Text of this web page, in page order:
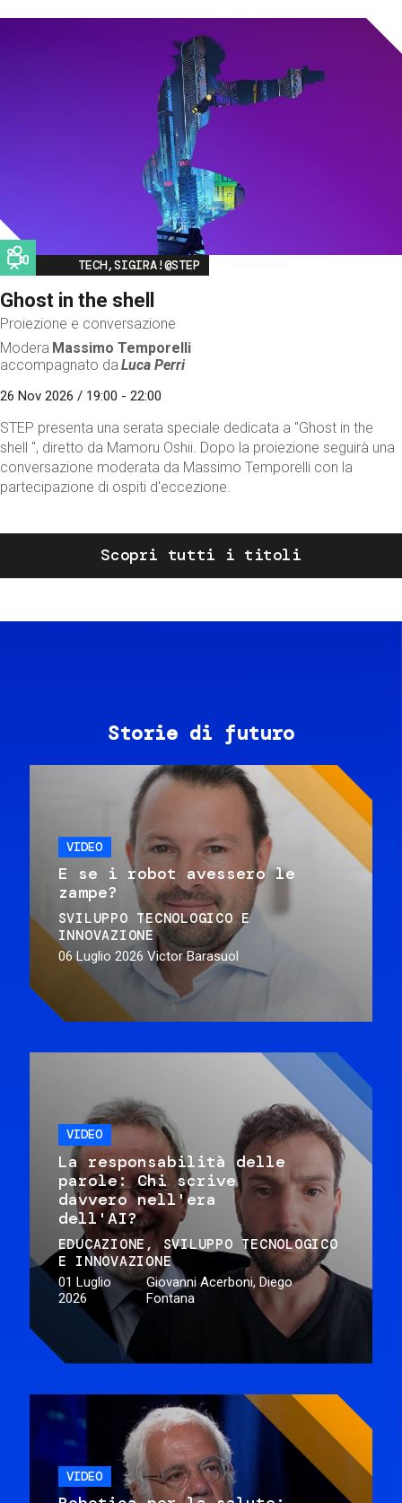
Image
TECH,SIGIRA!@STEP
Ghost in the shell
Proiezione e conversazione
Modera Massimo Temporelli
accompagnato da Luca Perri
26 Nov 2026 / 19:00 - 22:00
STEP presenta una serata speciale dedicata a "Ghost in the
shell ", diretto da Mamoru Oshii. Dopo la proiezione seguirà una
conversazione moderata da Massimo Temporelli con la
partecipazione di ospiti d'eccezione.
Scopri tutti i titoli
Storie di futuro
VIDEO
E se i robot avessero le
zampe?
SVILUPPO TECNOLOGICO E
INNOVAZIONE
06 Luglio 2026 Victor Barasuol
VIDEO
La responsabilità delle
parole: Chi scrive
davvero nell'era
dell'AI?
EDUCAZIONE
SVILUPPO TECNOLOGICO
E INNOVAZIONE
01 Luglio
2026
Giovanni Acerboni, Diego
Fontana
VIDEO